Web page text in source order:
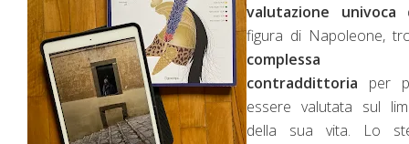
valutazione univoca
figura di Napoleone,
contraddittoria per
essere valutata sul
della sua vita. Lo